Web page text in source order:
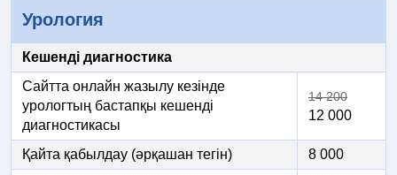
Урология
Кешенді диагностика
Сайтта онлайн жазылу кезінде
урологтың бастапқы кешенді
диагностикасы
14 200
12 000
Қайта қабылдау (әрқашан тегін)
8 000